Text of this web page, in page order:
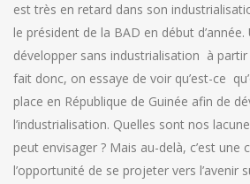
est très en retard dans son
le président de la BAD en début
développer sans industrialisation à partir
fait donc, on essaye de voir qu’est-ce
place en République de Guinée afin de
l’industrialisation. Quelles sont nos
peut envisager ? Mais au-delà, c’est une
l’opportunité de se projeter vers l’avenir